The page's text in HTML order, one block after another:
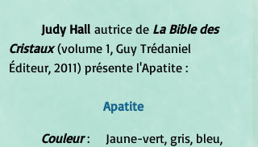
Judy Hall autrice de La Bible des
Cristaux (volume 1, Guy Trédaniel
Éditeur, 2011) présente l'Apatite :
Apatite
Couleur : 	Jaune-vert, gris, bleu,